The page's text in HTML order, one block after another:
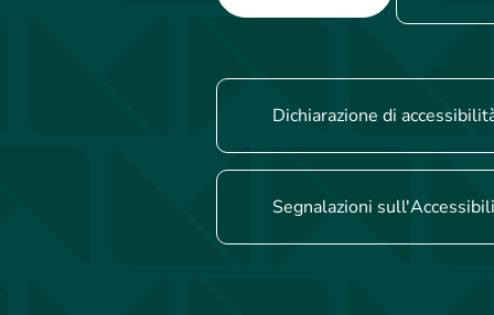
Dichiarazione di
Segnalazioni